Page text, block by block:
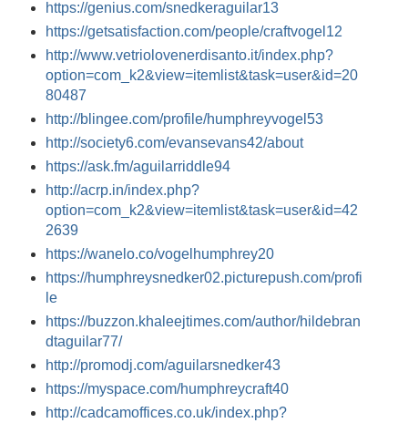
https://genius.com/snedkeraguilar13
https://getsatisfaction.com/people/craftvogel12
http://www.vetriolovenerdisanto.it/index.php?
option=com_k2&view=itemlist&task=user&id=20
80487
http://blingee.com/profile/humphreyvogel53
http://society6.com/evansevans42/about
https://ask.fm/aguilarriddle94
http://acrp.in/index.php?
option=com_k2&view=itemlist&task=user&id=42
2639
https://wanelo.co/vogelhumphrey20
https://humphreysnedker02.picturepush.com/profi
le
https://buzzon.khaleejtimes.com/author/hildebran
dtaguilar77/
http://promodj.com/aguilarsnedker43
https://myspace.com/humphreycraft40
http://cadcamoffices.co.uk/index.php?